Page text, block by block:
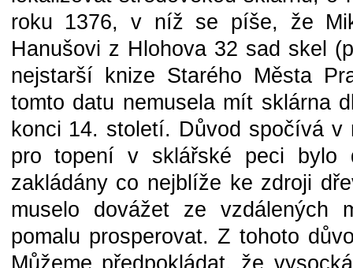
roku 1376, v níž se píše, že
Hanušovi z Hlohova 32 sad skel
nejstarší knize Starého Města
tomto datu nemusela mít sklárna
konci 14. století. Důvod spočívá v
pro topení v sklářské peci bylo
zakládány co nejblíže ke zdroji
muselo dovážet ze vzdálených
pomalu prosperovat. Z tohoto